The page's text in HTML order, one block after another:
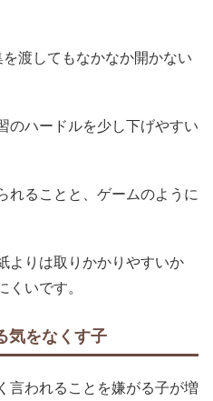
渡してもなかなか開かない
のハードルを少し下げやすい
れることと、ゲームのように
よりは取りかかりやすいか
いです。
気をなくす子
言われることを嫌がる子が増